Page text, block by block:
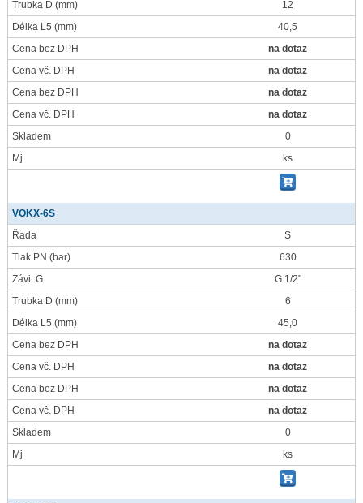
Trubka D (mm)
12
Délka L5 (mm)
40,5
Cena bez DPH
na dotaz
Cena vč. DPH
na dotaz
Cena bez DPH
na dotaz
Cena vč. DPH
na dotaz
Skladem
0
Mj
ks
VOKX-6S
Řada
S
Tlak PN (bar)
630
Závit G
G 1/2"
Trubka D (mm)
6
Délka L5 (mm)
45,0
Cena bez DPH
na dotaz
Cena vč. DPH
na dotaz
Cena bez DPH
na dotaz
Cena vč. DPH
na dotaz
Skladem
0
Mj
ks